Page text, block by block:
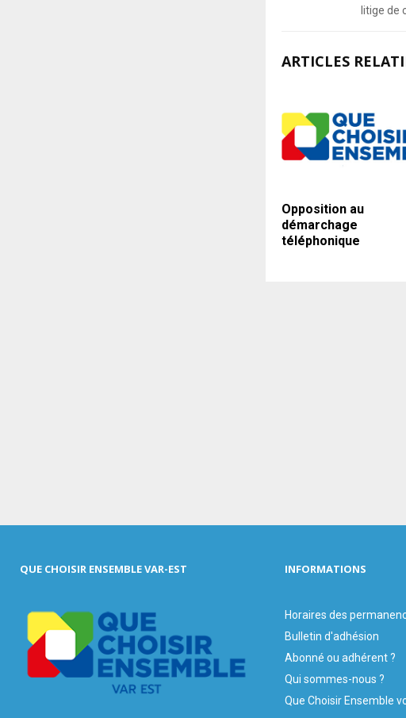
litige de
ARTICLES
Opposition au
démarchage
téléphonique
QUE CHOISIR ENSEMBLE VAR-EST INFORMATIONS
Horaires des
Bulletin d'adhésion
Abonné ou adhérent ?
Qui sommes-nous ?
Que Choisir Ensemble